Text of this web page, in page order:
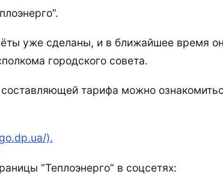
уже сделаны, и в ближайшее время
городского совета.
тарифа можно
).
“Теплоэнерго” в соцсетях: